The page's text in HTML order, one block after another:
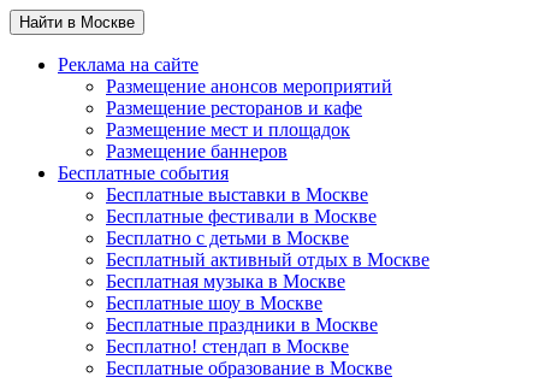
Найти в Москве
Реклама на сайте
Размещение анонсов мероприятий
Размещение ресторанов и кафе
Размещение мест и площадок
Размещение баннеров
Бесплатные события
Бесплатные выставки в Москве
Бесплатные фестивали в Москве
Бесплатно с детьми в Москве
Бесплатный активный отдых в Москве
Бесплатная музыка в Москве
Бесплатные шоу в Москве
Бесплатные праздники в Москве
Бесплатно! стендап в Москве
Бесплатные образование в Москве